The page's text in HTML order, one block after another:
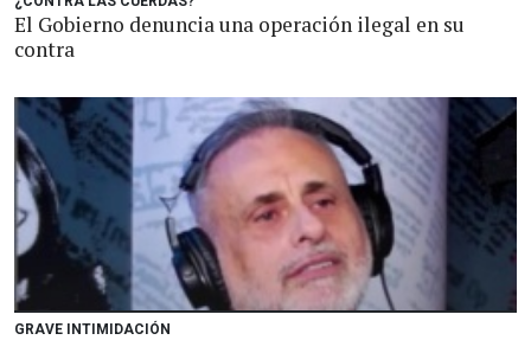
El Gobierno denuncia una operación ilegal en su
contra
GRAVE INTIMIDACIÓN